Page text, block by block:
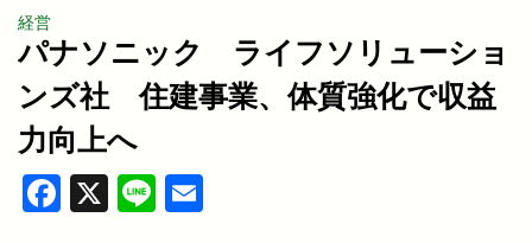
経営
パナソニック ライフソリューショ
ンズ社 住建事業、体質強化で収益
力向上へ
Facebook
X Line